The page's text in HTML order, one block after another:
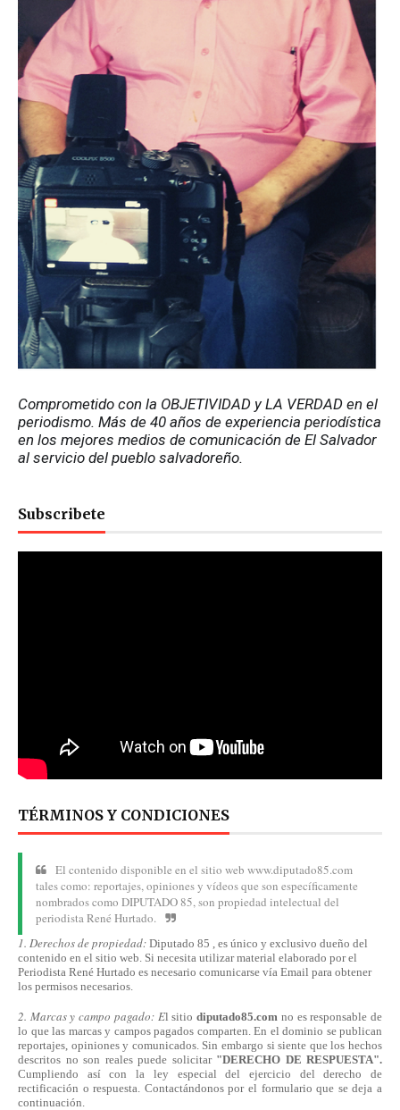
Comprometido con la OBJETIVIDAD y LA VERDAD en el
periodismo. Más de 40 años de experiencia periodística
en los mejores medios de comunicación de El Salvador
al servicio del pueblo salvadoreño.
Subscribete
TÉRMINOS Y CONDICIONES
El contenido disponible en el sitio web www.diputado85.com
tales como: reportajes, opiniones y vídeos que son específicamente
nombrados como DIPUTADO 85, son propiedad intelectual del
periodista René Hurtado.
1. Derechos de propiedad: Diputado 85 , es único y exclusivo dueño del
contenido en el sitio web. Si necesita utilizar material elaborado por el
Periodista René Hurtado es necesario comunicarse vía Email para obtener
los permisos necesarios.
2. Marcas y campo pagado: El sitiodiputado85.com no es responsable de
lo que las marcas y campos pagados comparten. En el dominio se publican
reportajes, opiniones y comunicados. Sin embargo si siente que los hechos
descritos no son reales puede solicitar "DERECHO DE RESPUESTA".
Cumpliendo asícon la ley especial del ejercicio del derecho de
rectificación o respuesta. Contactándonospor el formulario que se deja a
continuación.